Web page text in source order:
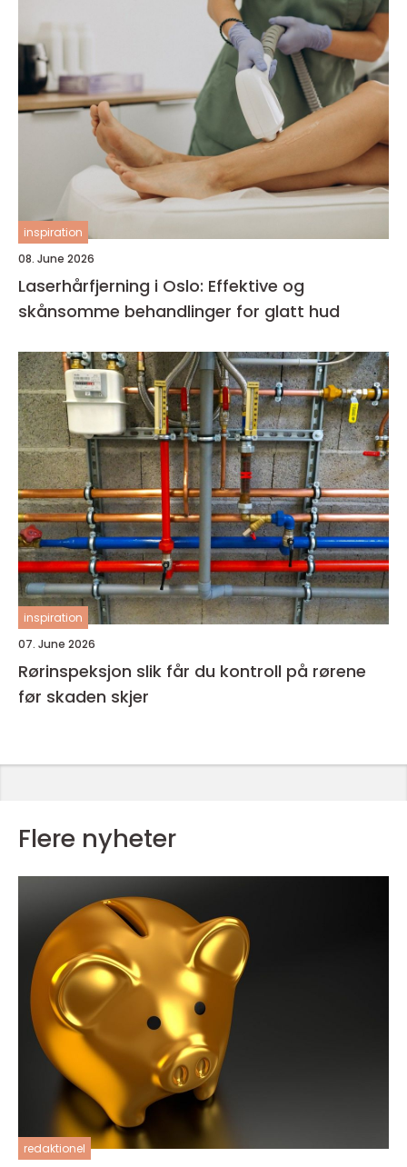
inspiration
08. June 2026
Laserhårfjerning i Oslo: Effektive og
skånsomme behandlinger for glatt hud
inspiration
07. June 2026
Rørinspeksjon slik får du kontroll på rørene
før skaden skjer
Flere nyheter
redaktionel